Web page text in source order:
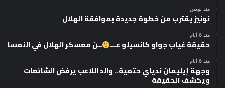
منذ يومين
نونيز يقترب من خطوة جديدة بموافقة الهلال
منذ 6 أيام
حقيقة غياب جواو كانسيلو عـــ ــن معسكر الهلال في النمسا
منذ 6 أيام
وجهة إيليمان ندياي حتمية.. والد اللاعب يرفض الشائعات
ويكشف الحقيقة